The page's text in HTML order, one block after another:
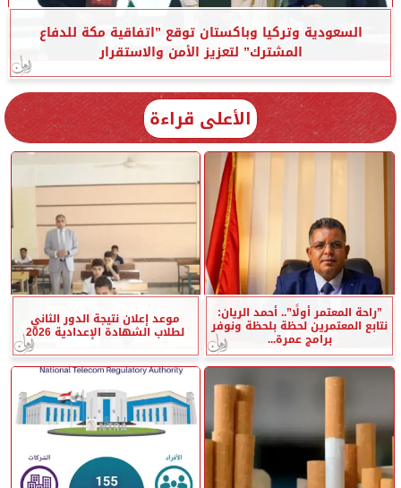
السعودية وتركيا وباكستان توقع ”اتفاقية مكة للدفاع
المشترك” لتعزيز الأمن والاستقرار
الأعلى قراءة
”راحة المعتمر أولًا”.. أحمد الريان:
نتابع المعتمرين لحظة بلحظة ونوفر
برامج عمرة...
موعد إعلان نتيجة الدور الثاني
لطلاب الشهادة الإعدادية 2026